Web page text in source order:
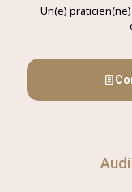
Un(e)